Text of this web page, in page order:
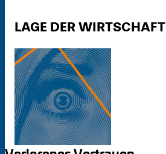
LAGE DER WIRTSCHAFT